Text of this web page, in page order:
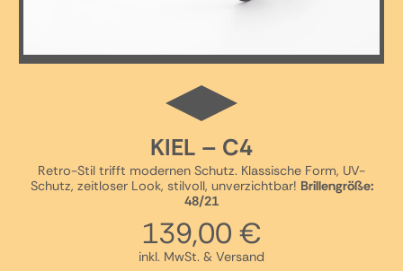
KIEL – C4
Retro-Stil trifft modernen Schutz. Klassische Form, UV-
Schutz, zeitloser Look, stilvoll, unverzichtbar! Brillengröße:
48/21
139,00 €
inkl. MwSt. & Versand